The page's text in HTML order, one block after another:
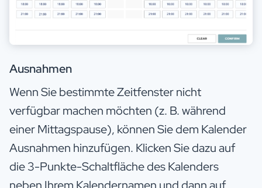
Ausnahmen
Wenn Sie bestimmte Zeitfenster nicht
verfügbar machen möchten (z. B. während
einer Mittagspause), können Sie dem Kalender
Ausnahmen hinzufügen. Klicken Sie dazu auf
die 3-Punkte-Schaltfläche des Kalenders
neben Ihrem Kalendernamen und dann auf